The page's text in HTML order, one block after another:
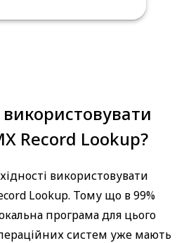
Record Lookup?
використовувати
Lookup. Тому що в 99%
програма для цього
систем уже мають